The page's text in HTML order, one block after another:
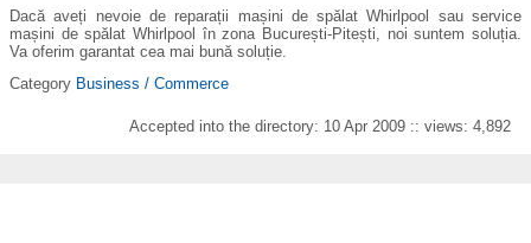
Dacă aveți nevoie de reparații mașini de spălat Whirlpool sau service
mașini de spălat Whirlpool în zona București-Pitești, noi suntem soluția.
Va oferim garantat cea mai bună soluție.
Category Business / Commerce
Accepted into the directory: 10 Apr 2009 :: views: 4,892